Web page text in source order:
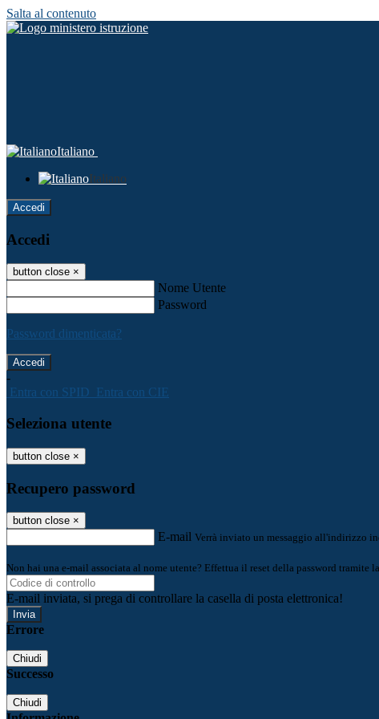
Salta al contenuto
Italiano
Italiano
Accedi
Accedi
button close ×
Nome Utente
Password
Password dimenticata?
-
Entra con SPID Entra con CIE
Seleziona utente
button close ×
Recupero password
button close ×
E-mail Verrà inviato un messaggio all'indirizzo
Non hai una e-mail associata al nome utente? Effettua il reset della password tramite la
E-mail inviata, si prega di controllare la casella di posta elettronica!
Errore
Chiudi
Successo
Chiudi